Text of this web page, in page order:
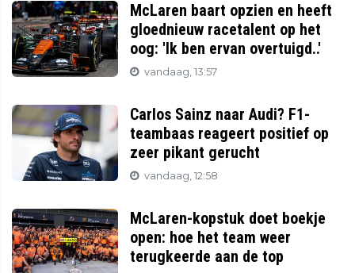
McLaren baart opzien en heeft
gloednieuw racetalent op het
oog: 'Ik ben ervan overtuigd..'
vandaag, 13:57
Carlos Sainz naar Audi? F1-
teambaas reageert positief op
zeer pikant gerucht
vandaag, 12:58
McLaren-kopstuk doet boekje
open: hoe het team weer
terugkeerde aan de top